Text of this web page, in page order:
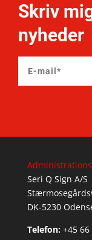
Skriv
nyheder
Seri Q Sign A/S
DK-5230
Telefon: +45